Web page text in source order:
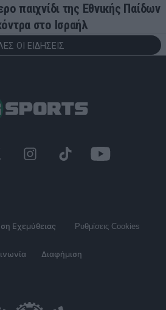
παιχνίδι της Εθνικής Παίδων
στο Ισραήλ
ΟΙ ΕΙΔΗΣΕΙΣ
Εχεμύθειας Ρυθμίσεις Cookies
Διαφήμιση